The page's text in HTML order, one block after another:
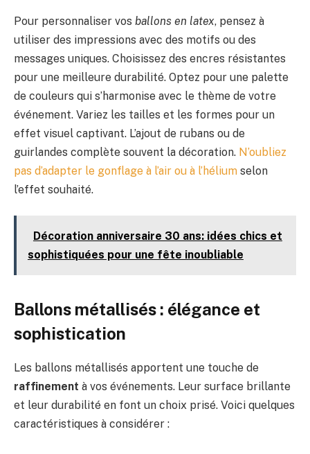
Pour personnaliser vos ballons en latex, pensez à
utiliser des impressions avec des motifs ou des
messages uniques. Choisissez des encres résistantes
pour une meilleure durabilité. Optez pour une palette
de couleurs qui s’harmonise avec le thème de votre
événement. Variez les tailles et les formes pour un
effet visuel captivant. L’ajout de rubans ou de
guirlandes complète souvent la décoration. N’oubliez
pas d’adapter le gonflage à l’air ou à l’hélium selon
l’effet souhaité.
Décoration anniversaire 30 ans: idées chics et
sophistiquées pour une fête inoubliable
Ballons métallisés : élégance et
sophistication
Les ballons métallisés apportent une touche de
raffinement à vos événements. Leur surface brillante
et leur durabilité en font un choix prisé. Voici quelques
caractéristiques à considérer :